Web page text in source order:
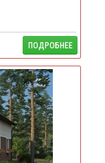
ПОДРОБНЕЕ